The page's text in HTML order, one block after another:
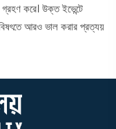
করে। উক্ত ইভেন্টে
আরও ভাল করার প্রত্যয়